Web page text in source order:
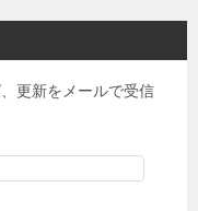
更新をメールで受信